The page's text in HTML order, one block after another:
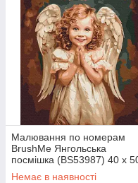
Малювання по номерам
BrushMe Янгольська
посмішка (BS53987) 40 х
см
Немає в наявності